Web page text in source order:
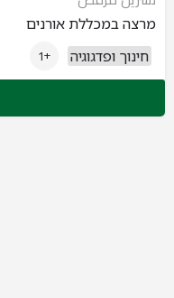
מרצה במכללת אורנים
חינוך ופדגוגיה
+1